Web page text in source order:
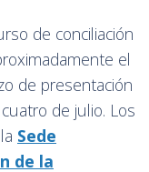
de conciliación
el
de presentación
de julio. Los
Sede
de la